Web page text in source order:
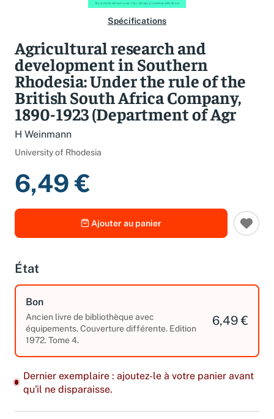
Spécifications
Agricultural research and
development in Southern
Rhodesia: Under the rule of the
British South Africa Company,
1890-1923 (Department of Agr
H Weinmann
University of Rhodesia
6,49 €
Ajouter au panier
État
Bon
Ancien livre de bibliothèque avec
équipements. Couverture différente. Edition
1972. Tome 4.
6,49 €
Dernier exemplaire : ajoutez-le à votre panier avant
qu'il ne disparaisse.